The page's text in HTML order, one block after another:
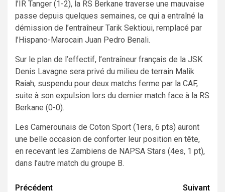
l’IR Tanger (1-2), la RS Berkane traverse une mauvaise
passe depuis quelques semaines, ce qui a entraîné la
démission de l’entraîneur Tarik Sektioui, remplacé par
l’Hispano-Marocain Juan Pedro Benali.
Sur le plan de l’effectif, l’entraîneur français de la JSK
Denis Lavagne sera privé du milieu de terrain Malik
Raiah, suspendu pour deux matchs ferme par la CAF,
suite à son expulsion lors du dernier match face à la RS
Berkane (0-0).
Les Camerounais de Coton Sport (1ers, 6 pts) auront
une belle occasion de conforter leur position en tête,
en recevant les Zambiens de NAPSA Stars (4es, 1 pt),
dans l’autre match du groupe B.
Précédent Suivant